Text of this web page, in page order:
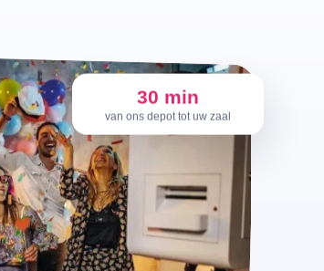
30 min
van ons depot tot uw zaal